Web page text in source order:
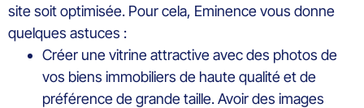
site soit optimisée. Pour cela, Eminence vous donne
quelques astuces :
Créer une vitrine attractive avec des photos de
vos biens immobiliers de haute qualité et de
préférence de grande taille. Avoir des images